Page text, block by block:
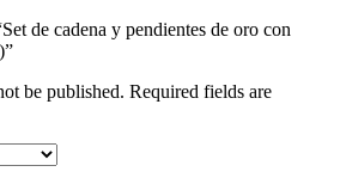
de cadena y pendientes de oro con
be published. Required fields are